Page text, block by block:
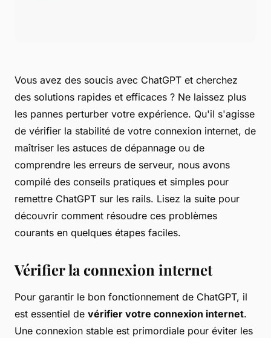
Vous avez des soucis avec ChatGPT et cherchez
des solutions rapides et efficaces ? Ne laissez plus
les pannes perturber votre expérience. Qu'il s'agisse
de vérifier la stabilité de votre connexion internet, de
maîtriser les astuces de dépannage ou de
comprendre les erreurs de serveur, nous avons
compilé des conseils pratiques et simples pour
remettre ChatGPT sur les rails. Lisez la suite pour
découvrir comment résoudre ces problèmes
courants en quelques étapes faciles.
Vérifier la connexion internet
Pour garantir le bon fonctionnement de ChatGPT, il
est essentiel de vérifier votre connexion internet.
Une connexion stable est primordiale pour éviter les